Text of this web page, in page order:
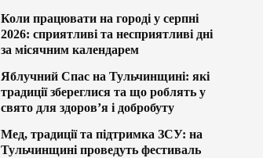
Коли працювати на городі у серпні
2026: сприятливі та несприятливі дні
за місячним календарем
Яблучний Спас на Тульчинщині: які
традиції збереглися та що роблять у
свято для здоров’я і добробуту
Мед, традиції та підтримка ЗСУ: на
Тульчинщині проведуть фестиваль